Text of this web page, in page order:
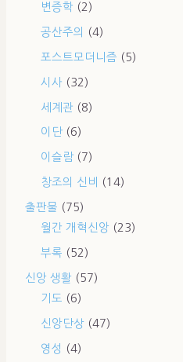
변증학 (2)
공산주의 (4)
포스트모더니즘 (5)
시사 (32)
세계관 (8)
이단 (6)
이슬람 (7)
창조의 신비 (14)
출판물 (75)
월간 개혁신앙 (23)
부록 (52)
신앙 생활 (57)
기도 (6)
신앙단상 (47)
영성 (4)